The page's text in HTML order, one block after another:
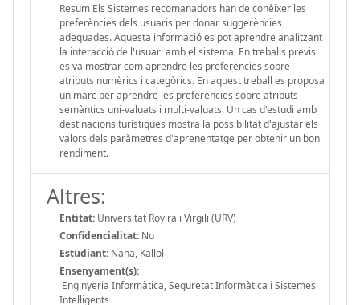
Resum Els Sistemes recomanadors han de conèixer les
preferències dels usuaris per donar suggerències
adequades. Aquesta informació es pot aprendre analitzant
la interacció de l'usuari amb el sistema. En treballs previs
es va mostrar com aprendre les preferències sobre
atributs numèrics i categòrics. En aquest treball es proposa
un marc per aprendre les preferències sobre atributs
semàntics uni-valuats i multi-valuats. Un cas d'estudi amb
destinacions turístiques mostra la possibilitat d'ajustar els
valors dels paràmetres d'aprenentatge per obtenir un bon
rendiment.
Altres:
Entitat: Universitat Rovira i Virgili (URV)
Confidencialitat: No
Estudiant: Naha, Kallol
Ensenyament(s):
Enginyeria Informàtica, Seguretat Informàtica i Sistemes
Intel·ligents